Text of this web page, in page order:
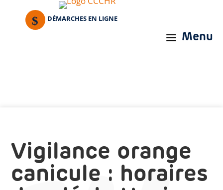
DÉMARCHES EN LIGNE
a Menu
Vigilance orange
canicule : horaires